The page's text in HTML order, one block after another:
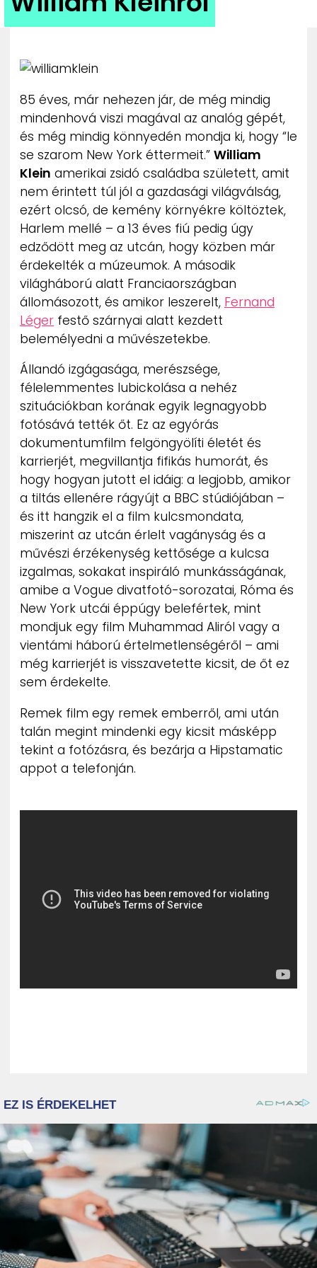
ZENE
85 éves, már nehezen jár, de még mindig
mindenhová viszi magával az analóg gépét,
és még mindig könnyedén mondja ki, hogy “le
se szarom New York éttermeit.” William
Klein amerikai zsidó családba született, amit
nem érintett túl jól a gazdasági világválság,
ezért olcsó, de kemény környékre költöztek,
Harlem mellé – a 13 éves fiú pedig úgy
edződött meg az utcán, hogy közben már
érdekelték a múzeumok. A második
világháború alatt Franciaországban
állomásozott, és amikor leszerelt, Fernand
Léger festő szárnyai alatt kezdett
belemélyedni a művészetekbe.
Állandó izgágasága, merészsége,
félelemmentes lubickolása a nehéz
szituációkban korának egyik legnagyobb
fotósává tették őt. Ez az egyórás
dokumentumfilm felgöngyölíti életét és
karrierjét, megvillantja fifikás humorát, és
hogy hogyan jutott el idáig: a legjobb, amikor
a tiltás ellenére rágyújt a BBC stúdiójában –
és itt hangzik el a film kulcsmondata,
miszerint az utcán érlelt vagányság és a
művészi érzékenység kettősége a kulcsa
izgalmas, sokakat inspiráló munkásságának,
amibe a Vogue divatfotó-sorozatai, Róma és
New York utcái éppúgy belefértek, mint
mondjuk egy film Muhammad Aliról vagy a
vientámi háború értelmetlenségéről – ami
még karrierjét is visszavetette kicsit, de őt ez
sem érdekelte.
Remek film egy remek emberről, ami után
talán megint mindenki egy kicsit másképp
tekint a fotózásra, és bezárja a Hipstamatic
appot a telefonján.